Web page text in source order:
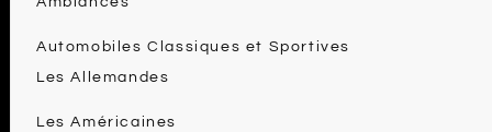
Automobiles Classiques et Sportives
Les Allemandes
Les Américaines